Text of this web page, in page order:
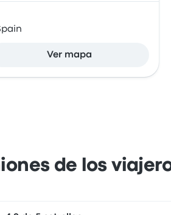
Ver mapa
de los